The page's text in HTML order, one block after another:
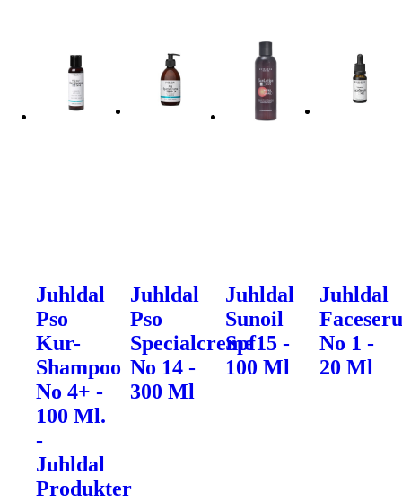
Juhldal
Pso
Kur-
Shampoo
No 4+ -
100 Ml.
-
Juhldal
Produkter
Juhldal
Pso
Specialcreme
No 14 -
300 Ml
Juhldal
Sunoil
Spf15 -
100 Ml
Juhldal
No 1 -
20 Ml